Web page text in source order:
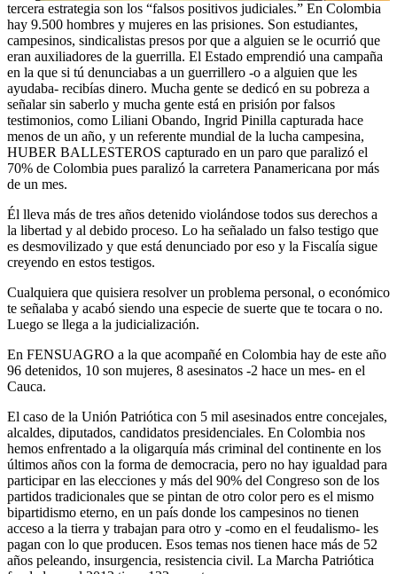
tercera estrategia son los “falsos positivos judiciales.” En Colombia
hay 9.500 hombres y mujeres en las prisiones. Son estudiantes,
campesinos, sindicalistas presos por que a alguien se le ocurrió que
eran auxiliadores de la guerrilla. El Estado emprendió una campaña
en la que si tú denunciabas a un guerrillero -o a alguien que les
ayudaba- recibías dinero. Mucha gente se dedicó en su pobreza a
señalar sin saberlo y mucha gente está en prisión por falsos
testimonios, como Liliani Obando, Ingrid Pinilla capturada hace
menos de un año, y un referente mundial de la lucha campesina,
HUBER BALLESTEROS capturado en un paro que paralizó el
70% de Colombia pues paralizó la carretera Panamericana por más
de un mes.
Él lleva más de tres años detenido violándose todos sus derechos a
la libertad y al debido proceso. Lo ha señalado un falso testigo que
es desmovilizado y que está denunciado por eso y la Fiscalía sigue
creyendo en estos testigos.
Cualquiera que quisiera resolver un problema personal, o económico
te señalaba y acabó siendo una especie de suerte que te tocara o no.
Luego se llega a la judicialización.
En FENSUAGRO a la que acompañé en Colombia hay de este año
96 detenidos, 10 son mujeres, 8 asesinatos -2 hace un mes- en el
Cauca.
El caso de la Unión Patriótica con 5 mil asesinados entre concejales,
alcaldes, diputados, candidatos presidenciales. En Colombia nos
hemos enfrentado a la oligarquía más criminal del continente en los
últimos años con la forma de democracia, pero no hay igualdad para
participar en las elecciones y más del 90% del Congreso son de los
partidos tradicionales que se pintan de otro color pero es el mismo
bipartidismo eterno, en un país donde los campesinos no tienen
acceso a la tierra y trabajan para otro y -como en el feudalismo- les
pagan con lo que producen. Esos temas nos tienen hace más de 52
años peleando, insurgencia, resistencia civil. La Marcha Patriótica